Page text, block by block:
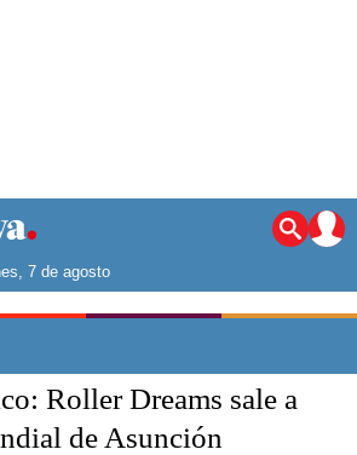
La ciudad
Punta Alta
El mundo
Seguridad
7 de agosto
Roller Dreams sale a
de Asunción